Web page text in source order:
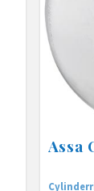
Assa